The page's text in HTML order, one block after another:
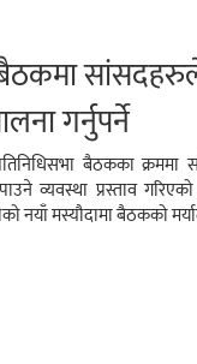
गर्नुपर्ने
बैठकका
व्यवस्था प्रस्ताव
नयाँ मस्यौदामा बैठकको